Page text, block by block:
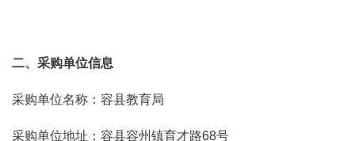
二、采购单位信息
采购单位名称：容县教育局
采购单位地址：容县容州镇育才路68号